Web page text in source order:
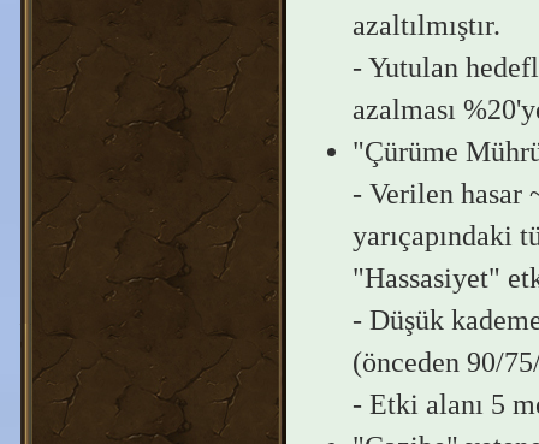
azaltılmıştır.
- Yutulan
azalması
"Çürüme
- Verilen hasar
yarıçapındaki
"Hassasiyet"
- Düşük
(önceden 90/
- Etki alanı 5